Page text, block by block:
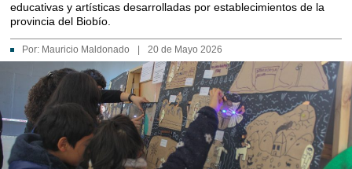
educativas y artísticas desarrolladas por establecimientos de la
provincia del Biobío.
Por: Mauricio Maldonado 20 de Mayo 2026